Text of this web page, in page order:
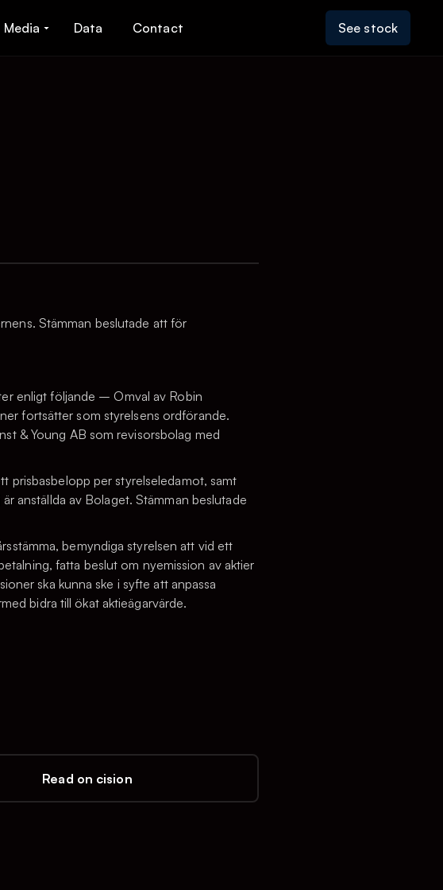
Media Data Contact See stock
Stämman beslutade att för
enligt följande – Omval av Robin
fortsätter som styrelsens ordförande.
& Young AB som revisorsbolag med
prisbasbelopp per styrelseledamot, samt
anställda av Bolaget. Stämman beslutade
bemyndiga styrelsen att vid ett
fatta beslut om nyemission av aktier
ska kunna ske i syfte att anpassa
bidra till ökat aktieägarvärde.
Read on cision